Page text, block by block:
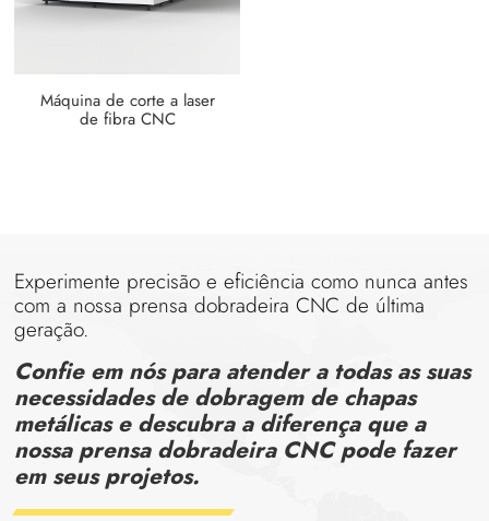
Máquina de corte a laser
de fibra CNC
Experimente precisão e eficiência como nunca antes
com a nossa prensa dobradeira CNC de última
geração.
Confie em nós para atender a todas as suas
necessidades de dobragem de chapas
metálicas e descubra a diferença que a
nossa prensa dobradeira CNC pode fazer
em seus projetos.